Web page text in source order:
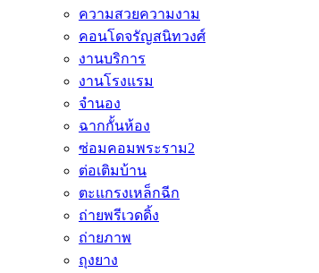
ความสวยความงาม
คอนโดจรัญสนิทวงศ์
งานบริการ
งานโรงแรม
จำนอง
ฉากกั้นห้อง
ซ่อมคอมพระราม2
ต่อเติมบ้าน
ตะแกรงเหล็กฉีก
ถ่ายพรีเวดดิ้ง
ถ่ายภาพ
ถุงยาง